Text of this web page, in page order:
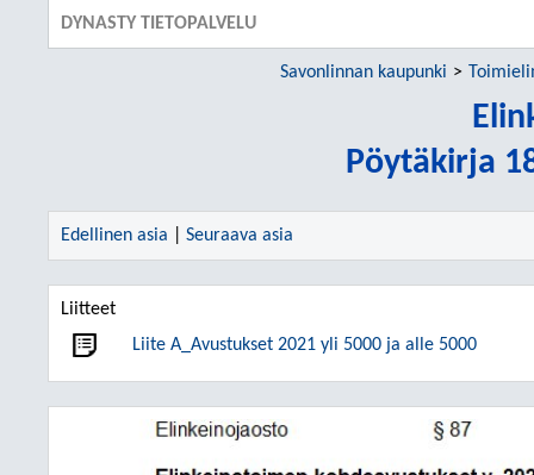
DYNASTY TIETOPALVELU
Savonlinnan kaupunki
Pöytäkirja
Edellinen asia Seuraava asia
Liitteet
Liite A_Avustukset 2021 yli 5000 ja alle 5000